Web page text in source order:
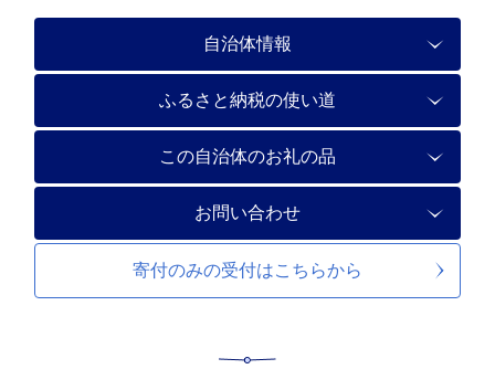
自治体情報
ふるさと納税の使い道
この自治体のお礼の品
お問い合わせ
寄付のみの受付はこちらから